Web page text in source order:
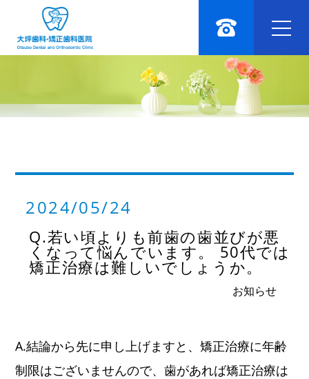
2024/05/24
Q.若い頃よりも前歯の歯並びが悪
くなって悩んでいます。 50代では
矯正治療は難しいでしょうか。
お知らせ
A.結論から先に申し上げますと、矯正治療に年齢
制限はございませんので、歯があれば矯正治療は